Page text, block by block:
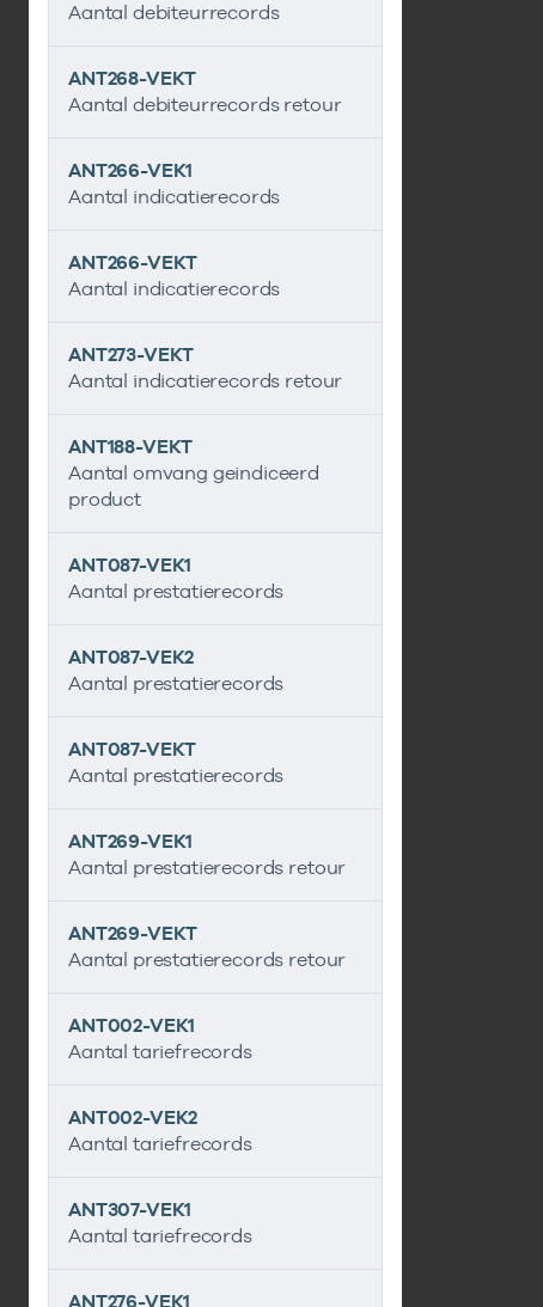
Aantal debiteurrecords
ANT268-VEKT
Aantal debiteurrecords retour
ANT266-VEK1
Aantal indicatierecords
ANT266-VEKT
Aantal indicatierecords
ANT273-VEKT
Aantal indicatierecords retour
ANT188-VEKT
Aantal omvang geindiceerd
product
ANT087-VEK1
Aantal prestatierecords
ANT087-VEK2
Aantal prestatierecords
ANT087-VEKT
Aantal prestatierecords
ANT269-VEK1
Aantal prestatierecords retour
ANT269-VEKT
Aantal prestatierecords retour
ANT002-VEK1
Aantal tariefrecords
ANT002-VEK2
Aantal tariefrecords
ANT307-VEK1
Aantal tariefrecords
ANT276-VEK1